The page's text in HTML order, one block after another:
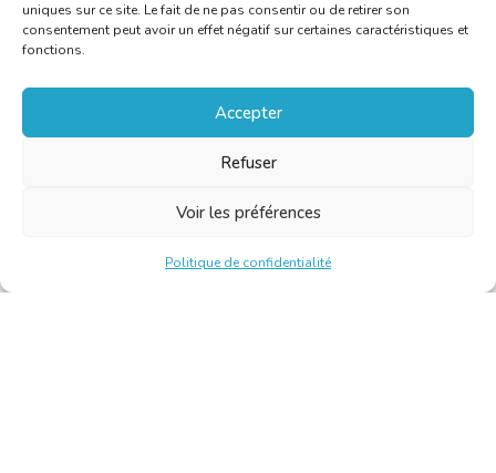
uniques sur ce site. Le fait de ne pas consentir ou de retirer son
consentement peut avoir un effet négatif sur certaines caractéristiques et
fonctions.
Accepter
Refuser
Voir les préférences
Politique de confidentialité